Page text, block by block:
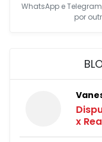
WhatsApp e
por
x